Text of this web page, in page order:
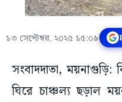
১৩ সেপ্টেম্বর, ২০২৫ ১৫:০৯
সংবাদদাতা, ময়নাগুড়ি:
ঘিরে চাঞ্চল্য ছড়াল